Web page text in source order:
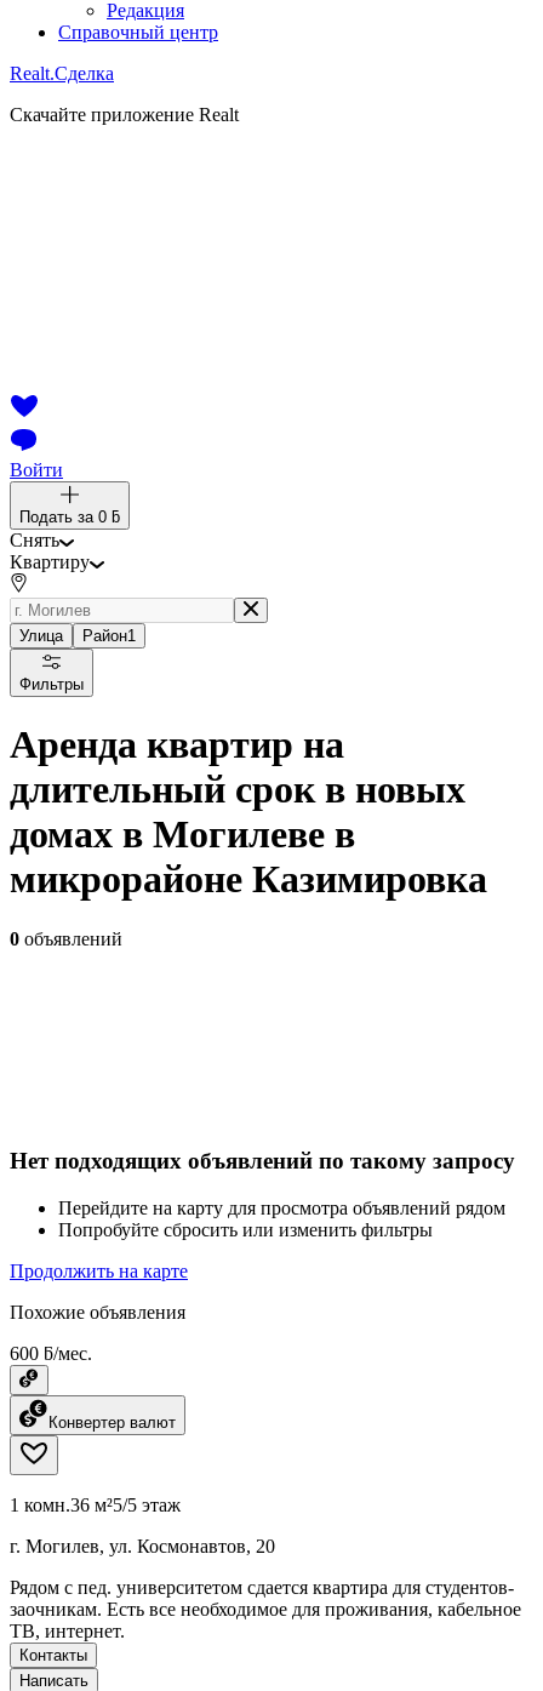
Редакция
Справочный центр
Realt.Сделка
Скачайте приложение Realt
Войти
Подать за 0 ƃ
Снять
Квартиру
Улица Район1
Фильтры
Аренда квартир на
длительный срок в новых
домах в Могилеве в
микрорайоне Казимировка
0 объявлений
Нет подходящих объявлений по такому запросу
Перейдите на карту для просмотра объявлений рядом
Попробуйте сбросить или изменить фильтры
Продолжить на карте
Похожие объявления
600 ƃ/мес.
Конвертер валют
1 комн.36 м²5/5 этаж
г. Могилев, ул. Космонавтов, 20
Рядом с пед. университетом сдается квартира для студентов-
заочникам. Есть все необходимое для проживания, кабельное
ТВ, интернет.
Контакты
Написать